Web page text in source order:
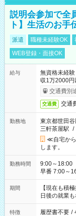
説明会参加で全
ト】生活のお手
派遣 職種未経験OK
WEB登録・面接OK
給与
無資格未経
収1万2000円
交通費別
交通費 交通
勤務地
東京都世田谷
三軒茶屋駅 /
≪自宅か
します。
勤務時間
9:00～18:00（休憩60分） ■ご
早番 7:00～16:00 遅
い」 「余裕
たくない」 な
の方へ 今ご
の勤務時間
期間
【現在も積
日後の就業
特徴 履歴書不要 /